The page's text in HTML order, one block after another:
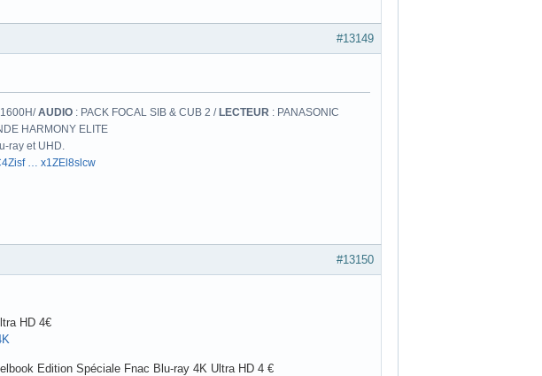
#13149
AUDIO : PACK FOCAL SIB & CUB 2 /LECTEUR : PANASONIC
HARMONY ELITE
ray et UHD.
… x1ZEl8slcw
#13150
HD 4€
Edition Spéciale Fnac Blu-ray 4K Ultra HD 4 €